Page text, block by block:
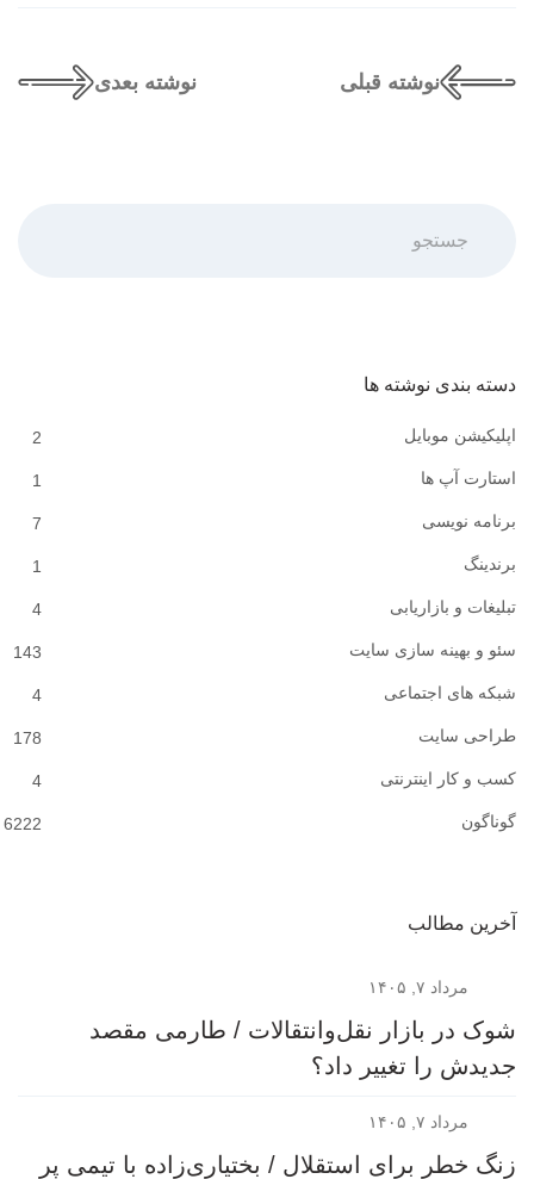
نوشته قبلی نوشته بعدی
دسته بندی نوشته ها
2 اپلیکیشن موبایل
1 استارت آپ ها
7 برنامه نویسی
1 برندینگ
4 تبلیغات و بازاریابی
143 سئو و بهینه سازی سایت
4 شبکه های اجتماعی
178 طراحی سایت
4 کسب و کار اینترنتی
6222 گوناگون
آخرین مطالب
مرداد ۷, ۱۴۰۵
شوک در بازار نقل‌وانتقالات / طارمی مقصد
جدیدش را تغییر داد؟
مرداد ۷, ۱۴۰۵
زنگ خطر برای استقلال / بختیاری‌زاده با تیمی پر